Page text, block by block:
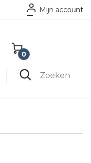
Mijn account
0
Zoeken